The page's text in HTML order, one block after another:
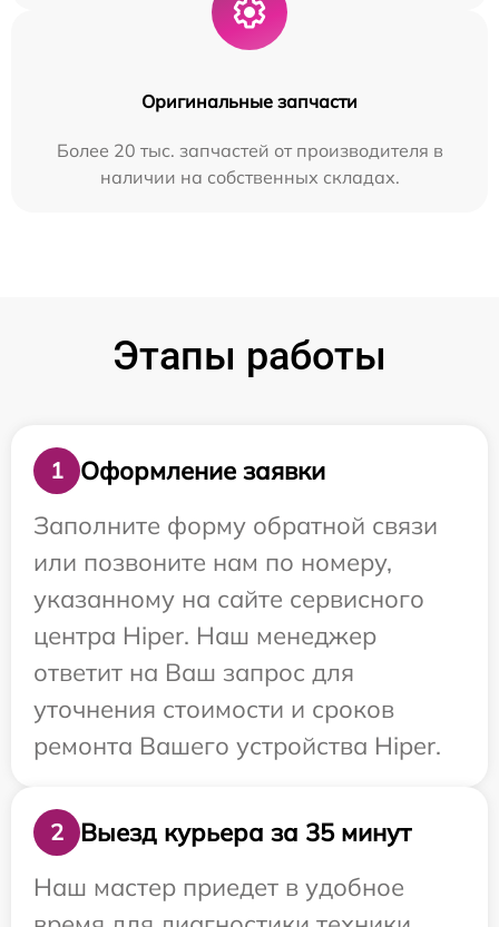
Оригинальные запчасти
Более 20 тыс. запчастей от производителя в
наличии на собственных складах.
Этапы работы
1
Оформление заявки
Заполните форму обратной связи
или позвоните нам по номеру,
указанному на сайте сервисного
центра Hiper. Наш менеджер
ответит на Ваш запрос для
уточнения стоимости и сроков
ремонта Вашего устройства Hiper.
2
Выезд курьера за 35 минут
Наш мастер приедет в удобное